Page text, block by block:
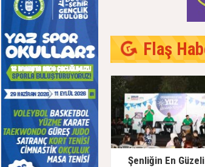
Flaş
Şenliğin En Güzeli